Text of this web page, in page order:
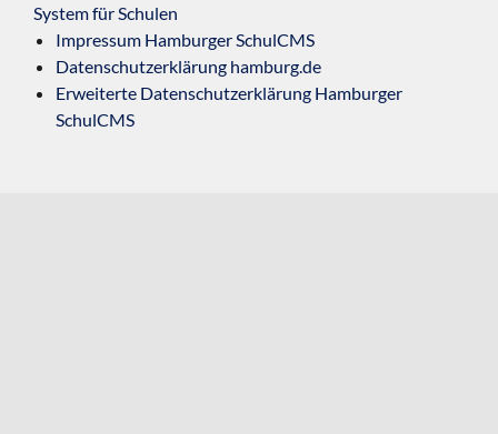
System für Schulen
Impressum Hamburger SchulCMS
Datenschutzerklärung hamburg.de
Erweiterte Datenschutzerklärung Hamburger
SchulCMS